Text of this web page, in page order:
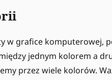
w grafice komputerowej,
jednym kolorem a
przez wiele kolorów.